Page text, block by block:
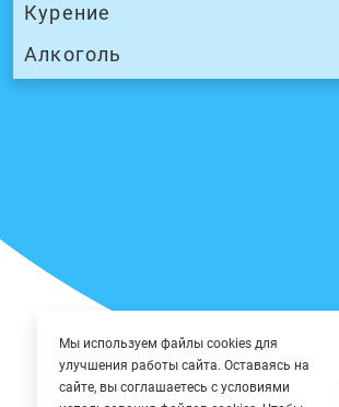
Курение
Алкоголь
Мы используем файлы cookies для
улучшения работы сайта. Оставаясь на
сайте, вы соглашаетесь с условиями